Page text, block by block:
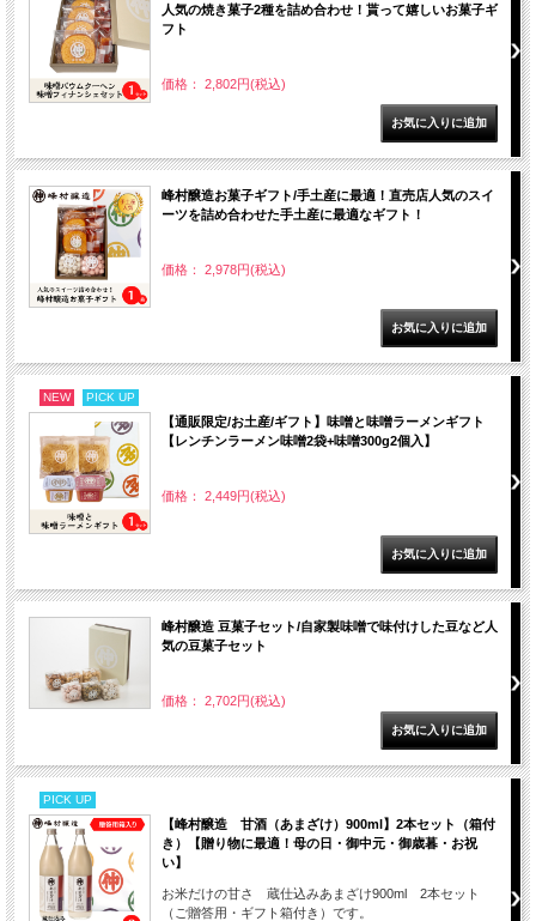
人気の焼き菓子2種を詰め合わせ！貰って嬉しいお菓子ギ
フト
価格： 2,802円(税込)
峰村醸造お菓子ギフト/手土産に最適！直売店人気のスイ
ーツを詰め合わせた手土産に最適なギフト！
価格： 2,978円(税込)
NEW PICK UP
【通販限定/お土産/ギフト】味噌と味噌ラーメンギフト
【レンチンラーメン味噌2袋+味噌300g2個入】
価格： 2,449円(税込)
峰村醸造 豆菓子セット/自家製味噌で味付けした豆など人
気の豆菓子セット
価格： 2,702円(税込)
PICK UP
【峰村醸造 甘酒（あまざけ）900ml】2本セット（箱付
き）【贈り物に最適！母の日・御中元・御歳暮・お祝
い】
お米だけの甘さ 蔵仕込みあまざけ900ml 2本セット
（ご贈答用・ギフト箱付き）です。